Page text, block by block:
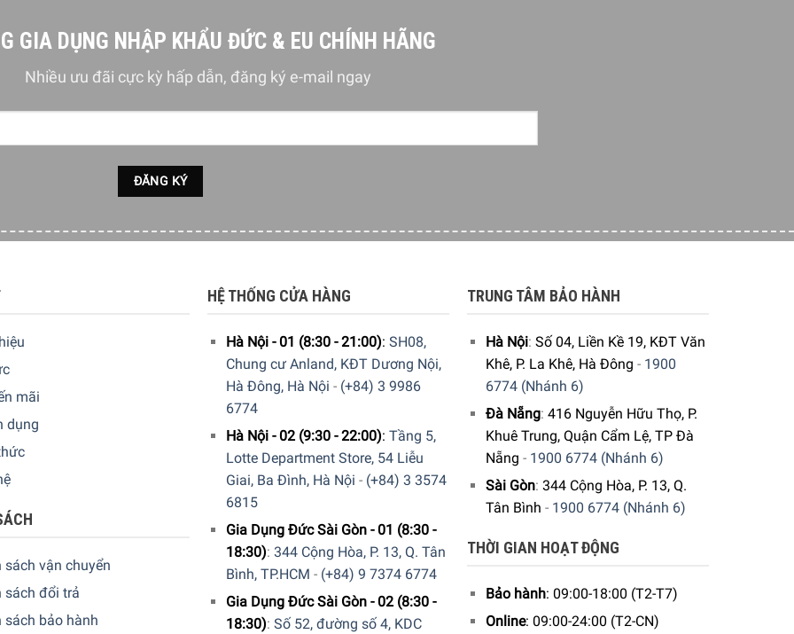
bằng gốm chịu nhiệt này, bạn sẽ không phải bận tâm về sự xuất hiện của các vết nứt và trầy xước trên bề mặt
luôn như mới và không bị trầy xước theo thời gian. Giờ đây, bạn có thể tạo ra một hỗn hợp thơm ngon bằng
và mong muốn của mình.
GIA DỤNG NHẬP KHẨU ĐỨC & EU CHÍNH HÃNG
Nhiều ưu đãi cực kỳ hấp dẫn, đăng ký e-mail ngay
mãi
dụng
sách vận chuyển
sách đổi trả
sách bảo hành
HỆ THỐNG CỬA HÀNG
Hà Nội - 01 (8:30 - 21:00): SH08,
Chung cư Anland, KĐT Dương Nội,
Hà Đông, Hà Nội - (+84) 3 9986
6774
Hà Nội - 02 (9:30 - 22:00): Tầng 5,
Lotte Department Store, 54 Liễu
Giai, Ba Đình, Hà Nội - (+84) 3 3574
6815
Gia Dụng Đức Sài Gòn - 01 (8:30 -
18:30): 344 Cộng Hòa, P. 13, Q. Tân
Bình, TP.HCM - (+84) 9 7374 6774
Gia Dụng Đức Sài Gòn - 02 (8:30 -
18:30): Số 52, đường số 4, KDC
TRUNG TÂM BẢO HÀNH
Hà Nội: Số 04, Liền Kề 19, KĐT Văn
Khê, P. La Khê, Hà Đông - 1900
6774 (Nhánh 6)
Đà Nẵng: 416 Nguyễn Hữu Thọ, P.
Khuê Trung, Quận Cẩm Lệ, TP Đà
Nẵng - 1900 6774 (Nhánh 6)
Sài Gòn: 344 Cộng Hòa, P. 13, Q.
Tân Bình - 1900 6774 (Nhánh 6)
THỜI GIAN HOẠT ĐỘNG
Bảo hành: 09:00-18:00 (T2-T7)
Online: 09:00-24:00 (T2-CN)